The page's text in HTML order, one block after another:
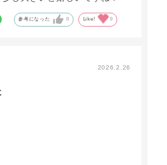
参考になった 0 Like! 0
2026.2.26